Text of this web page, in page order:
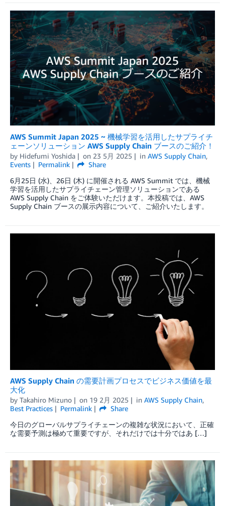
AWS Summit Japan 2025 ~ 機械学習を活用したサプライチ
ェーンソリューション AWS Supply Chain ブースのご紹介！
by Hidefumi Yoshida on 23 5月 2025 in AWS Supply Chain,
Events
Permalink
Share
6月25日 (水)、26日 (木) に開催される AWS Summit では、機械
学習を活用したサプライチェーン管理ソリューションである
AWS Supply Chain をご体験いただけます。本投稿では、AWS
Supply Chain ブースの展示内容について、ご紹介いたします。
AWS Supply Chain の需要計画プロセスでビジネス価値を最
大化
by Takahiro Mizuno on 19 2月 2025 in AWS Supply Chain,
Best Practices
Permalink
Share
今日のグローバルサプライチェーンの複雑な状況において、正確
な需要予測は極めて重要ですが、それだけでは十分ではあ […]